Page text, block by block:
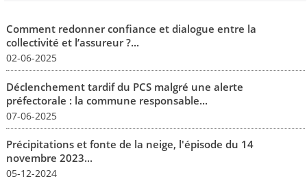
Comment redonner confiance et dialogue entre la
collectivité et l’assureur ?...
02-06-2025
Déclenchement tardif du PCS malgré une alerte
préfectorale : la commune responsable...
07-06-2025
Précipitations et fonte de la neige, l'épisode du 14
novembre 2023...
05-12-2024